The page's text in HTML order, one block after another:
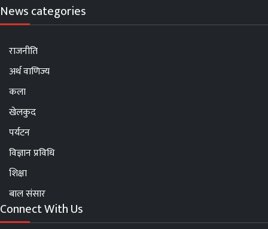
News categories
राजनीति
अर्थ वाणिज्य
कला
खेलकुद
पर्यटन
विज्ञान प्रविधि
शिक्षा
बाल संसार
Connect With Us